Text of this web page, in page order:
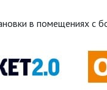
в помещениях с